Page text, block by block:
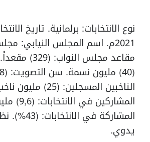
2021م. اسم المجلس النيابي:
مقاعد مجلس
الناخبين المسجلين: (25)
المشاركة في
يدوي.